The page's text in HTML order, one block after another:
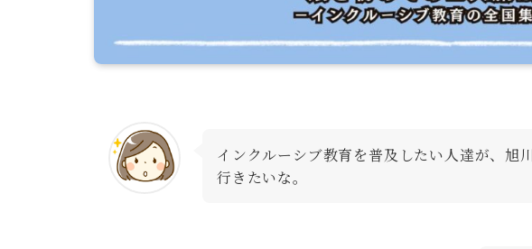
インクルーシブ教育を普及したい人達が、旭
行きたいな。